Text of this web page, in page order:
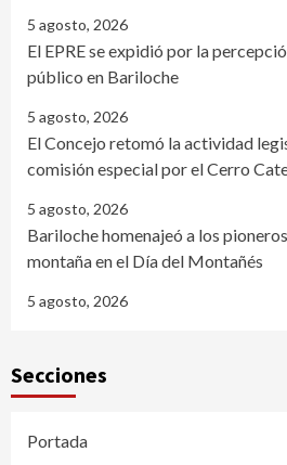
5 agosto, 2026
El EPRE se expidió por la
público en Bariloche
5 agosto, 2026
El Concejo retomó la actividad
comisión especial por el Cerro
5 agosto, 2026
Bariloche homenajeó a los
montaña en el Día del Montañés
5 agosto, 2026
Secciones
Portada